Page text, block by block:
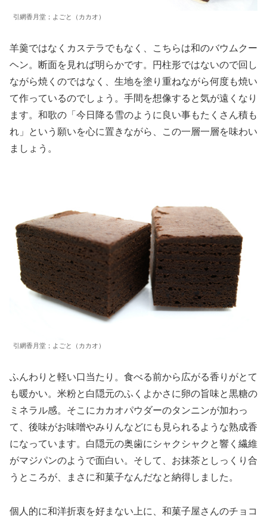
引網香月堂；よごと（カカオ）
羊羹ではなくカステラでもなく、こちらは和のバウムクー
ヘン。断面を見れば明らかです。円柱形ではないので回し
ながら焼くのではなく、生地を塗り重ねながら何度も焼い
て作っているのでしょう。手間を想像すると気が遠くなり
ます。和歌の「今日降る雪のように良い事もたくさん積も
れ」という願いを心に置きながら、この一層一層を味わい
ましょう。
引網香月堂；よごと（カカオ）
ふんわりと軽い口当たり。食べる前から広がる香りがとて
も暖かい。米粉と白隠元のふくよかさに卵の旨味と黒糖の
ミネラル感。そこにカカオパウダーのタンニンが加わっ
て、後味がお味噌やみりんなどにも見られるような熟成香
になっています。白隠元の奥歯にシャクシャクと響く繊維
がマジパンのようで面白い。そして、お抹茶としっくり合
うところが、まさに和菓子なんだなと納得しました。
個人的に和洋折衷を好まない上に、和菓子屋さんのチョコ